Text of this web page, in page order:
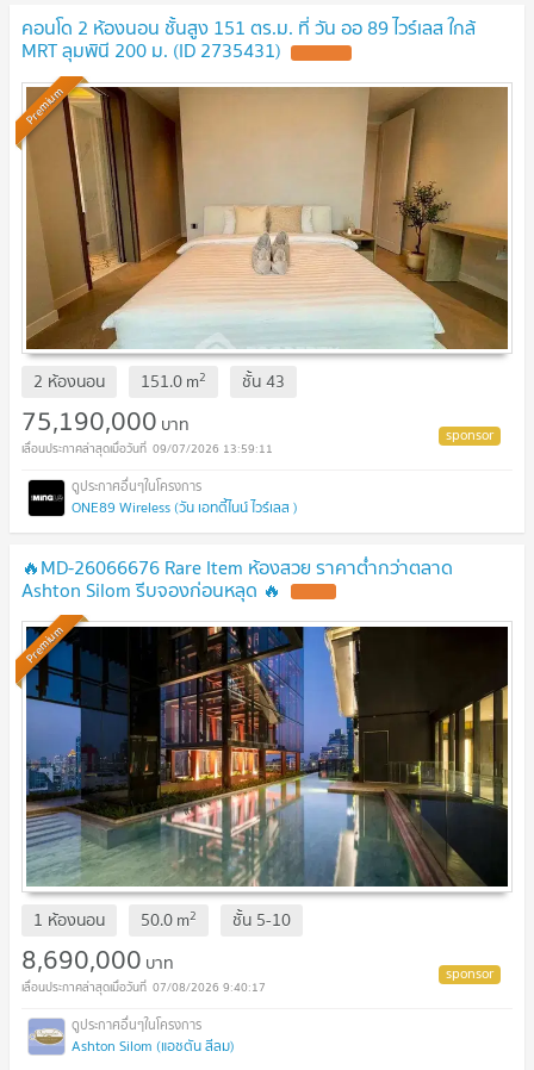
คอนโด 2 ห้องนอน ชั้นสูง 151 ตร.ม. ที่ วัน ออ 89 ไวร์เลส ใกล้
MRT ลุมพินี 200 ม. (ID 2735431)
Premium
2 ห้องนอน 151.0m2 ชั้น43
75,190,000 บาท
09/07/2026 13:59:11
ONE89 Wireless (วัน เอทตี้ไนน์ ไวร์เลส )
🔥MD-26066676 Rare Item ห้องสวย ราคาต่ำกว่าตลาด
Ashton Silom รีบจองก่อนหลุด 🔥
Premium
1 ห้องนอน 50.0m2 ชั้น 5-10
8,690,000 บาท
07/08/2026 9:40:17
Ashton Silom (แอชตัน สีลม)